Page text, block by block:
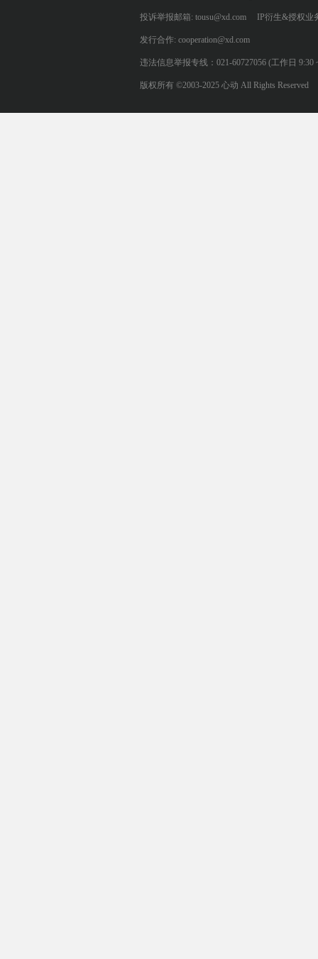
投诉举报邮箱: tousu@xd.com IP衍生&授权业
发行合作: cooperation@xd.com
违法信息举报专线：021-60727056 (工作日 9:30
版权所有 ©2003-2025 心动 All Rights Reserved